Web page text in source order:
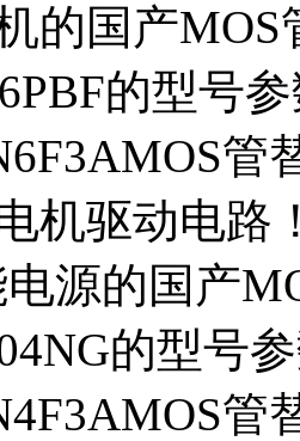
的国产MOS
的型号
管
机驱动电路
源的国产
的型号
管